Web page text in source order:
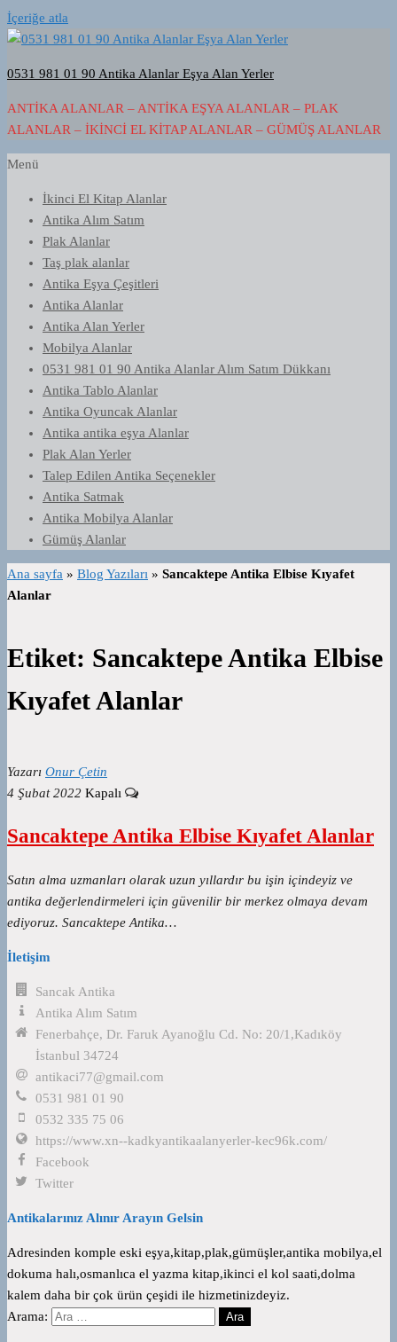
İçeriğe atla
0531 981 01 90 Antika Alanlar Eşya Alan Yerler
ANTIKA ALANLAR – ANTIKA EŞYA ALANLAR – PLAK
ALANLAR – İKINCI EL KITAP ALANLAR – GÜMÜŞ ALANLAR
Menü
İkinci El Kitap Alanlar
Antika Alım Satım
Plak Alanlar
Taş plak alanlar
Antika Eşya Çeşitleri
Antika Alanlar
Antika Alan Yerler
Mobilya Alanlar
0531 981 01 90 Antika Alanlar Alım Satım Dükkanı
Antika Tablo Alanlar
Antika Oyuncak Alanlar
Antika antika eşya Alanlar
Plak Alan Yerler
Talep Edilen Antika Seçenekler
Antika Satmak
Antika Mobilya Alanlar
Gümüş Alanlar
Ana sayfa » Blog Yazıları » Sancaktepe Antika Elbise Kıyafet
Alanlar
Etiket: Sancaktepe Antika Elbise
Kıyafet Alanlar
Yazarı Onur Çetin
4 Şubat 2022 Kapalı
Sancaktepe Antika Elbise Kıyafet Alanlar
Satın alma uzmanları olarak uzun yıllardır bu işin içindeyiz ve
antika değerlendirmeleri için güvenilir bir merkez olmaya devam
ediyoruz. Sancaktepe Antika…
İletişim
Sancak Antika
Antika Alım Satım
Fenerbahçe, Dr. Faruk Ayanoğlu Cd. No: 20/1,Kadıköy
İstanbul 34724
antikaci77@gmail.com
0531 981 01 90
0532 335 75 06
https://www.xn--kadkyantikaalanyerler-kec96k.com/
Facebook
Twitter
Antikalarınız Alınır Arayın Gelsin
Adresinden komple eski eşya,kitap,plak,gümüşler,antika mobilya,el
dokuma halı,osmanlıca el yazma kitap,ikinci el kol saati,dolma
kalem daha bir çok ürün çeşidi ile hizmetinizdeyiz.
Arama: